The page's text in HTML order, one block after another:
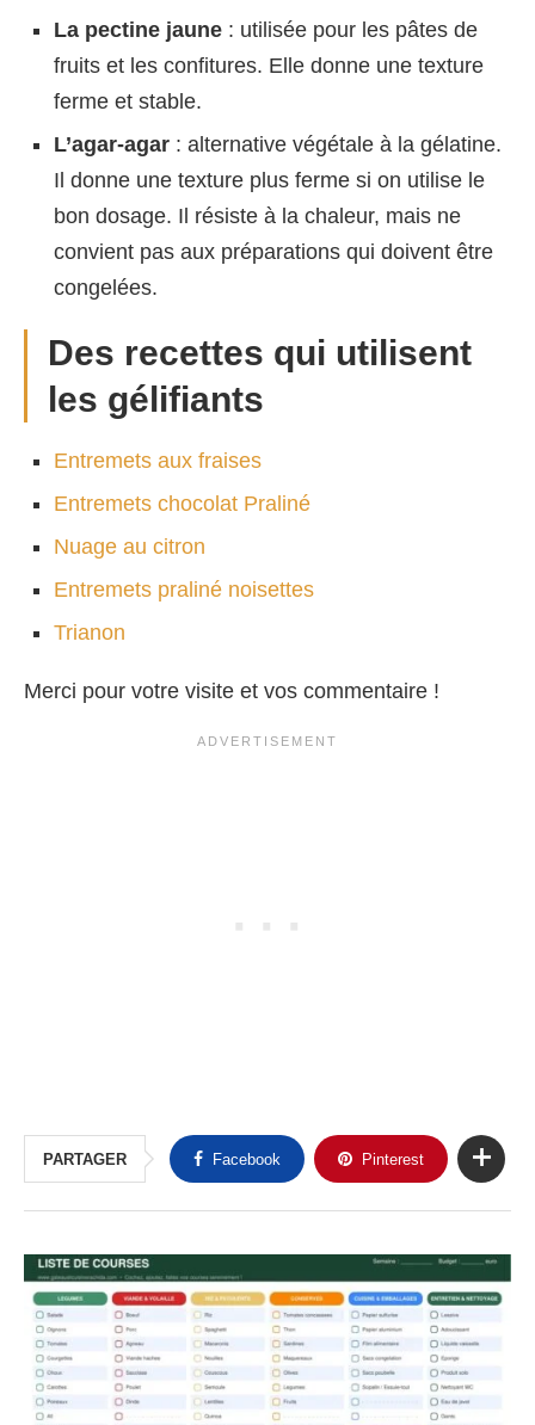
La pectine jaune : utilisée pour les pâtes de
fruits et les confitures. Elle donne une texture
ferme et stable.
L’agar-agar : alternative végétale à la gélatine.
Il donne une texture plus ferme si on utilise le
bon dosage. Il résiste à la chaleur, mais ne
convient pas aux préparations qui doivent être
congelées.
Des recettes qui utilisent
les gélifiants
Entremets aux fraises
Entremets chocolat Praliné
Nuage au citron
Entremets praliné noisettes
Trianon
Merci pour votre visite et vos commentaire !
PARTAGER Facebook Pinterest